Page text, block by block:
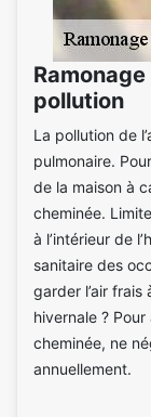
pollution
La pollution de
pulmonaire.
de la maison à
cheminée.
à l’intérieur de
sanitaire des
garder l’air frais
hivernale ?
cheminée, ne
annuellement.